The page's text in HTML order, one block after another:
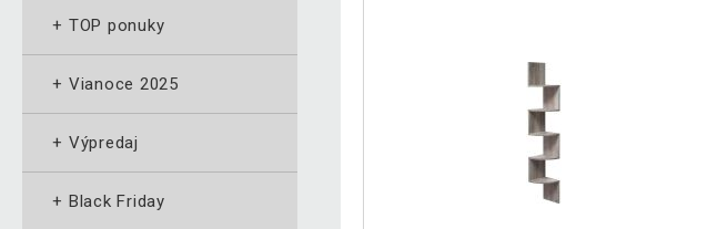
+ TOP ponuky
+ Vianoce 2025
+ Výpredaj
+ Black Friday